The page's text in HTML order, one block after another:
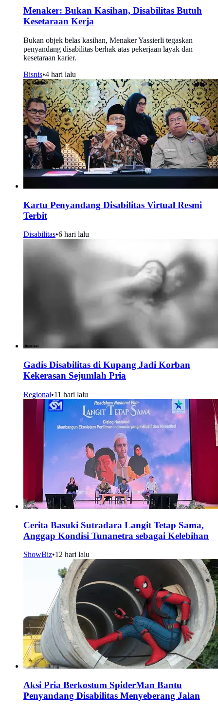
Menaker: Bukan Kasihan, Disabilitas Butuh
Kesetaraan Kerja
Bukan objek belas kasihan, Menaker Yassierli tegaskan
penyandang disabilitas berhak atas pekerjaan layak dan
kesetaraan karier.
Bisnis•4 hari lalu
Kartu Penyandang Disabilitas Virtual Resmi
Terbit
Disabilitas•6 hari lalu
Gadis Disabilitas di Kupang Jadi Korban
Kekerasan Sejumlah Pria
Regional•11 hari lalu
Cerita Basuki Sutradara Langit Tetap Sama,
Anggap Kondisi Tunanetra sebagai Kelebihan
ShowBiz•12 hari lalu
Aksi Pria Berkostum SpiderMan Bantu
Penyandang Disabilitas Menyeberang Jalan